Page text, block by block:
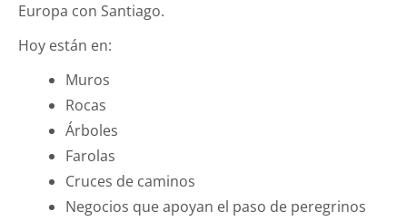
Europa con Santiago.
Hoy están en:
Muros
Rocas
Árboles
Farolas
Cruces de caminos
Negocios que apoyan el paso de peregrinos